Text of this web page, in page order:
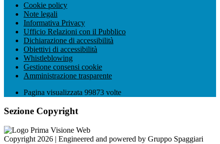
Cookie policy
Note legali
Informativa Privacy
Ufficio Relazioni con il Pubblico
Dichiarazione di accessibilità
Obiettivi di accessibilità
Whistleblowing
Gestione consensi cookie
Amministrazione trasparente
Pagina visualizzata 99873 volte
Sezione Copyright
Copyright 2026 | Engineered and powered by Gruppo Spaggiari